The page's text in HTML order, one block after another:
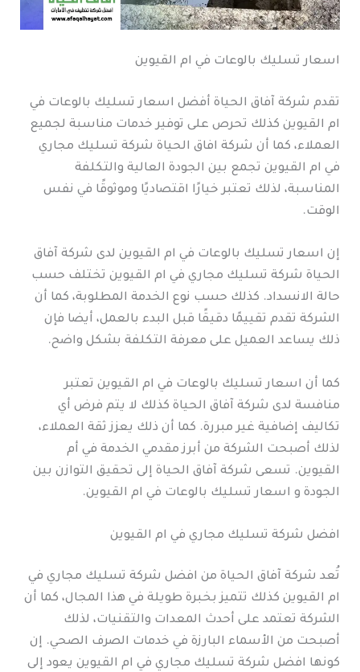
اسعار تسليك بالوعات في ام القيوين
تقدم شركة آفاق الحياة أفضل اسعار تسليك بالوعات في
ام القيوين كذلك تحرص على توفير خدمات مناسبة لجميع
العملاء، كما أن شركة افاق الحياة شركة تسليك مجاري
في ام القيوين تجمع بين الجودة العالية والتكلفة
المناسبة، لذلك تعتبر خيارًا اقتصاديًا وموثوقًا في نفس
الوقت.
إن اسعار تسليك بالوعات في ام القيوين لدى شركة آفاق
الحياة شركة تسليك مجاري في ام القيوين تختلف حسب
حالة الانسداد. كذلك حسب نوع الخدمة المطلوبة، كما أن
الشركة تقدم تقييمًا دقيقًا قبل البدء بالعمل، أيضا فإن
ذلك يساعد العميل على معرفة التكلفة بشكل واضح.
كما أن اسعار تسليك بالوعات في ام القيوين تعتبر
منافسة لدى شركة آفاق الحياة كذلك لا يتم فرض أي
تكاليف إضافية غير مبررة. كما أن ذلك يعزز ثقة العملاء،
لذلك أصبحت الشركة من أبرز مقدمي الخدمة في أم
القيوين. تسعى شركة آفاق الحياة إلى تحقيق التوازن بين
الجودة و اسعار تسليك بالوعات في ام القيوين.
افضل شركة تسليك مجاري في ام القيوين
تُعد شركة آفاق الحياة من افضل شركة تسليك مجاري في
ام القيوين كذلك تتميز بخبرة طويلة في هذا المجال، كما أن
الشركة تعتمد على أحدث المعدات والتقنيات، لذلك
أصبحت من الأسماء البارزة في خدمات الصرف الصحي. إن
كونها افضل شركة تسليك مجاري في ام القيوين يعود إلى